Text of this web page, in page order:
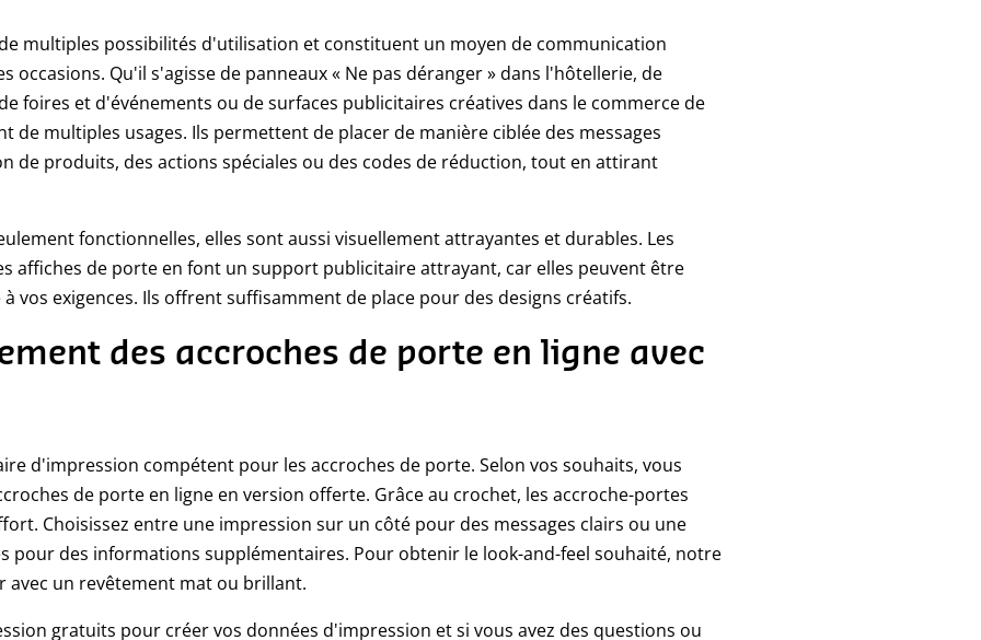
multiples possibilités d'utilisation et constituent un moyen de communication
occasions. Qu'il s'agisse de panneaux « Ne pas déranger » dans l'hôtellerie, de
foires et d'événements ou de surfaces publicitaires créatives dans le commerce de
de multiples usages. Ils permettent de placer de manière ciblée des messages
de produits, des actions spéciales ou des codes de réduction, tout en attirant
fonctionnelles, elles sont aussi visuellement attrayantes et durables. Les
affiches de porte en font un support publicitaire attrayant, car elles peuvent être
vos exigences. Ils offrent suffisamment de place pour des designs créatifs.
des accroches de porte en ligne avec
d'impression compétent pour les accroches de porte. Selon vos souhaits, vous
de porte en ligne en version offerte. Grâce au crochet, les accroche-portes
Choisissez entre une impression sur un côté pour des messages clairs ou une
pour des informations supplémentaires. Pour obtenir le look-and-feel souhaité, notre
un revêtement mat ou brillant.
gratuits pour créer vos données d'impression et si vous avez des questions ou